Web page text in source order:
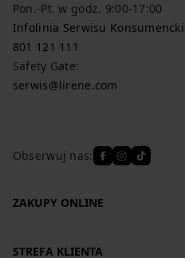
Obserwuj nas:
Pon.-Pt. w godz. 9:00-17:00
Infolinia Serwisu
801 121 111
Safety Gate:
serwis@lirene.com
ZAKUPY ONLINE
STREFA KLIENTA